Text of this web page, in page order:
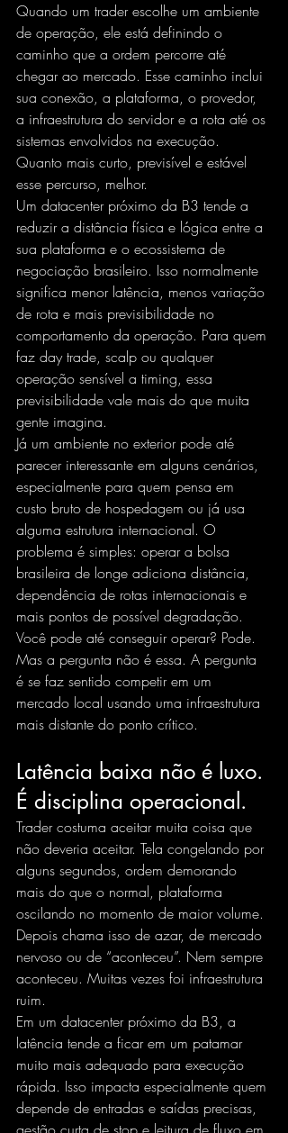
Quando um trader escolhe um ambiente
de operação, ele está definindo o
caminho que a ordem percorre até
chegar ao mercado. Esse caminho inclui
sua conexão, a plataforma, o provedor,
a infraestrutura do servidor e a rota até os
sistemas envolvidos na execução.
Quanto mais curto, previsível e estável
esse percurso, melhor.
Um datacenter próximo da B3 tende a
reduzir a distância física e lógica entre a
sua plataforma e o ecossistema de
negociação brasileiro. Isso normalmente
significa menor latência, menos variação
de rota e mais previsibilidade no
comportamento da operação. Para quem
faz day trade, scalp ou qualquer
operação sensível a timing, essa
previsibilidade vale mais do que muita
gente imagina.
Já um ambiente no exterior pode até
parecer interessante em alguns cenários,
especialmente para quem pensa em
custo bruto de hospedagem ou já usa
alguma estrutura internacional. O
problema é simples: operar a bolsa
brasileira de longe adiciona distância,
dependência de rotas internacionais e
mais pontos de possível degradação.
Você pode até conseguir operar? Pode.
Mas a pergunta não é essa. A pergunta
é se faz sentido competir em um
mercado local usando uma infraestrutura
mais distante do ponto crítico.
Latência baixa não é luxo.
É disciplina operacional.
Trader costuma aceitar muita coisa que
não deveria aceitar. Tela congelando por
alguns segundos, ordem demorando
mais do que o normal, plataforma
oscilando no momento de maior volume.
Depois chama isso de azar, de mercado
nervoso ou de “aconteceu”. Nem sempre
aconteceu. Muitas vezes foi infraestrutura
ruim.
Em um datacenter próximo da B3, a
latência tende a ficar em um patamar
muito mais adequado para execução
rápida. Isso impacta especialmente quem
depende de entradas e saídas precisas,